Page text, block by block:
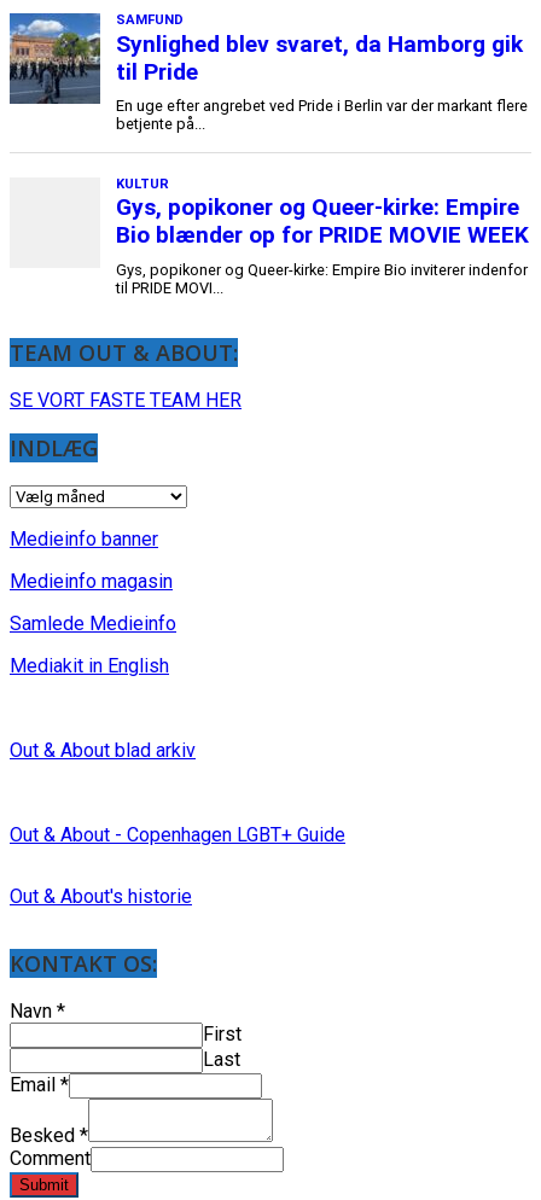
TEAM OUT & ABOUT:
SE VORT FASTE TEAM HER
INDLÆG
INDLÆG
Medieinfo banner
Medieinfo magasin
Samlede Medieinfo
Mediakit in English
Out & About blad arkiv
Out & About - Copenhagen LGBT+ Guide
Out & About's historie
KONTAKT OS:
Navn *
First
Last
Email *
Besked *
Comment
Submit